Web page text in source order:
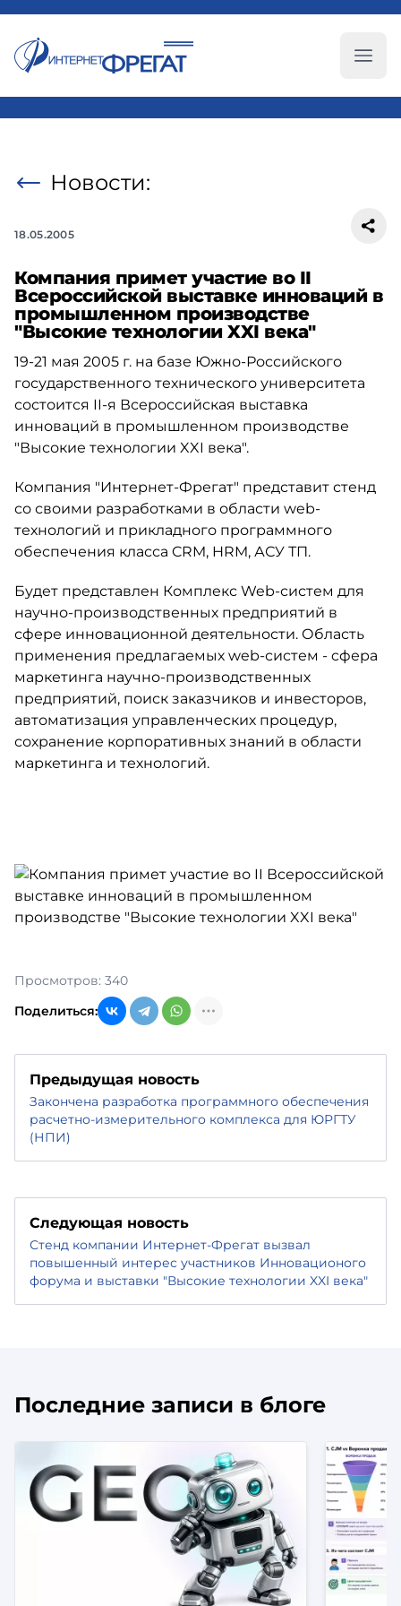
Новости:
18.05.2005
Компания примет участие во II
Всероссийской выставке инноваций в
промышленном производстве
"Высокие технологии XXI века"
19-21 мая 2005 г. на базе Южно-Российского
государственного технического университета
состоится II-я Всероссийская выставка
инноваций в промышленном производстве
"Высокие технологии XXI века".
Компания "Интернет-Фрегат" представит стенд
со своими разработками в области web-
технологий и прикладного программного
обеспечения класса CRM, HRM, АСУ ТП.
Будет представлен Комплекс Web-систем для
научно-производственных предприятий в
сфере инновационной деятельности. Область
применения предлагаемых web-систем - cфера
маркетинга научно-производственных
предприятий, поиск заказчиков и инвесторов,
автоматизация управленческих процедур,
сохранение корпоративных знаний в области
маркетинга и технологий.
Просмотров: 340
Поделиться:
Предыдущая новость
Закончена разработка программного обеспечения
расчетно-измерительного комплекса для ЮРГТУ
(НПИ)
Следующая новость
Стенд компании Интернет-Фрегат вызвал
повышенный интерес участников Инновационого
форума и выставки "Высокие технологии XXI века"
Последние записи в блоге